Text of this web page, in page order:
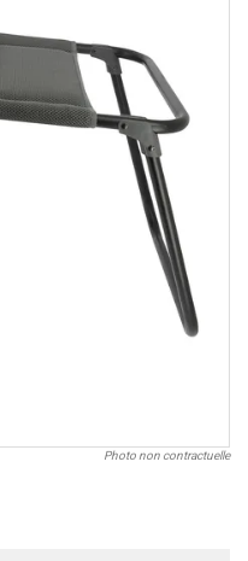
Photo non contractuelle